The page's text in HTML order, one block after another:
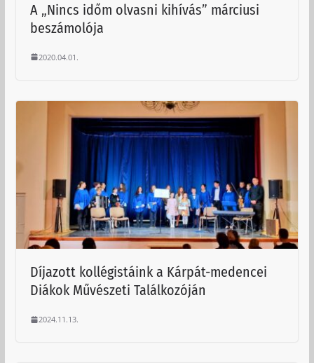
A „Nincs időm olvasni kihívás” márciusi
beszámolója
2020.04.01.
Díjazott kollégistáink a Kárpát-medencei
Diákok Művészeti Találkozóján
2024.11.13.